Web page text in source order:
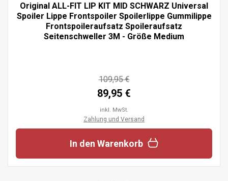
Original ALL-FIT LIP KIT MID SCHWARZ Universal
Spoiler Lippe Frontspoiler Spoilerlippe Gummilippe
Frontspoileraufsatz Spoileraufsatz
Seitenschweller 3M - Größe Medium
109,95 €
89,95 €
inkl. MwSt.
Zahlung und Versand
In den Warenkorb